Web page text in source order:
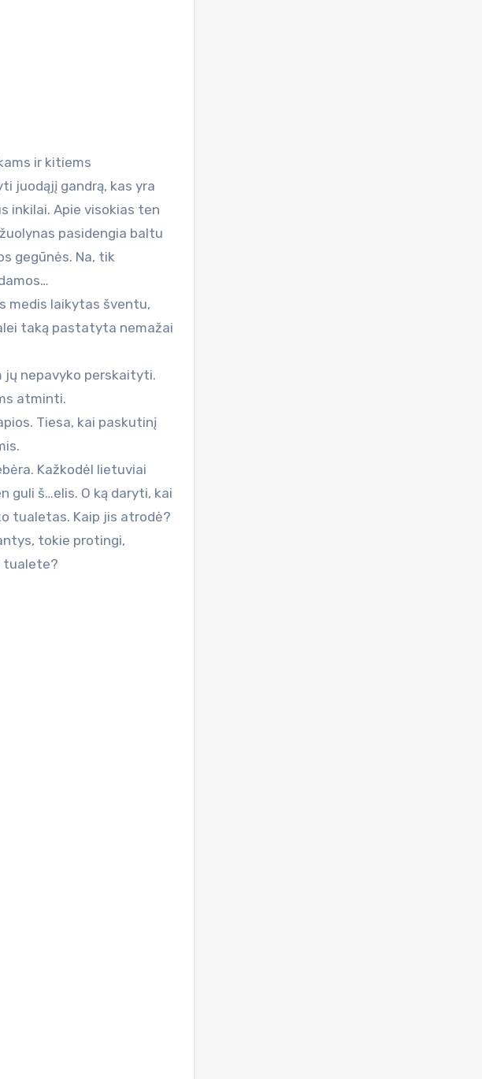
ir kitiems
juodąjį gandrą, kas yra
inkilai. Apie visokias ten
pasidengia baltu
gegūnės. Na, tik
medis laikytas šventu,
taką pastatyta nemažai
jų nepavyko perskaityti.
atminti.
Tiesa, kai paskutinį
Kažkodėl lietuviai
guli š…elis. O ką daryti, kai
tualetas. Kaip jis atrodė?
tokie protingi,
tualete?